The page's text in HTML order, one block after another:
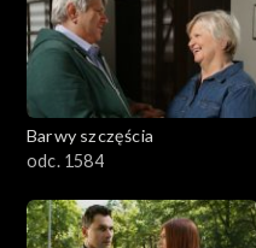
Barwy szczęścia
odc. 1584